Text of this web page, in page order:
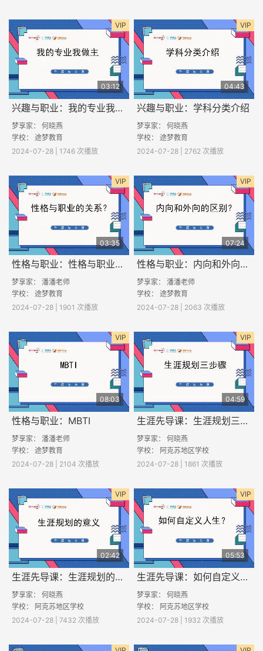
VIP
03:12
兴趣与职业：我的专业我做主
梦享家： 何晓燕
学校： 途梦教育
2024-07-28 | 1746 次播放
VIP
04:43
兴趣与职业：学科分类介绍
梦享家： 何晓燕
学校： 途梦教育
2024-07-28 | 2762 次播放
VIP
03:35
性格与职业：性格与职业的关系？
梦享家： 潘潘老师
学校： 途梦教育
2024-07-28 | 1901 次播放
VIP
07:24
性格与职业：内向和外向的区别
梦享家： 潘潘老师
学校： 途梦教育
2024-07-28 | 2063 次播放
VIP
08:03
性格与职业：MBTI
梦享家： 潘潘老师
学校： 途梦教育
2024-07-28 | 2104 次播放
VIP
04:59
生涯先导课：生涯规划三步骤
梦享家： 何晓燕
学校： 阿克苏地区学校
2024-07-28 | 1861 次播放
VIP
02:42
生涯先导课：生涯规划的意义
梦享家： 何晓燕
学校： 阿克苏地区学校
2024-07-28 | 7432 次播放
VIP
05:53
生涯先导课：如何自定义人生？
梦享家： 何晓燕
学校： 阿克苏地区学校
2024-07-28 | 1932 次播放